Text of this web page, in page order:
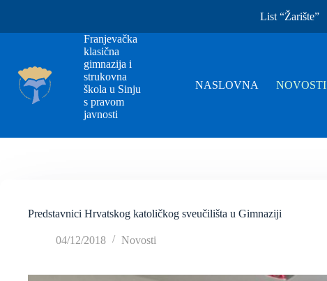
List “Žarište”
Franjevačka
klasična
gimnazija i
strukovna
škola u Sinju
s pravom
javnosti
NASLOVNA NOVOSTI
Predstavnici Hrvatskog katoličkog sveučilišta u Gimnaziji
04/12/2018 Novosti